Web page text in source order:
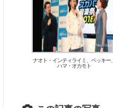
ナオト・インティライミ、ベッキー、
ハマ・オカモト